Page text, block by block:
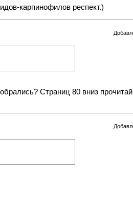
карпинофилов респект.)
Страниц 80 вниз